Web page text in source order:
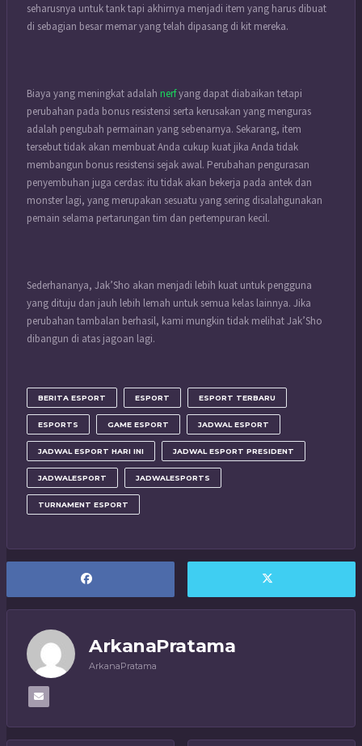
seharusnya untuk tank tapi akhirnya menjadi item yang harus dibuat
di sebagian besar memar yang telah dipasang di kit mereka.
Biaya yang meningkat adalah nerfyang dapat diabaikan tetapi
perubahan pada bonus resistensi serta kerusakan yang menguras
adalah pengubah permainan yang sebenarnya. Sekarang, item
tersebut tidak akan membuat Anda cukup kuat jika Anda tidak
membangun bonus resistensi sejak awal. Perubahan pengurasan
penyembuhan juga cerdas: itu tidak akan bekerja pada antek dan
monster lagi, yang merupakan sesuatu yang sering disalahgunakan
pemain selama pertarungan tim dan pertempuran kecil.
Sederhananya, Jak’Sho akan menjadi lebih kuat untuk pengguna
yang dituju dan jauh lebih lemah untuk semua kelas lainnya. Jika
perubahan tambalan berhasil, kami mungkin tidak melihat Jak’Sho
dibangun di atas jagoan lagi.
BERITA ESPORT ESPORT ESPORT TERBARU
ESPORTS GAME ESPORT JADWAL ESPORT
JADWAL ESPORT HARI INI JADWAL ESPORT PRESIDENT
JADWALESPORT JADWALESPORTS
TURNAMENT ESPORT
ArkanaPratama
ArkanaPratama